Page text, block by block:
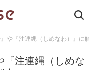
や『注連縄（しめなわ）』に触
『注連縄（しめな